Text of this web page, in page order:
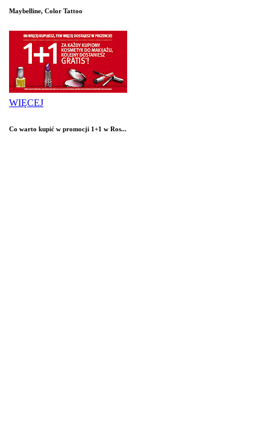
Maybelline, Color Tattoo
WIĘCEJ
Co warto kupić w promocji 1+1 w Ros...